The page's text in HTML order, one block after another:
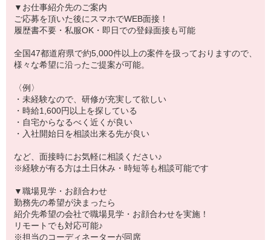
▼お仕事紹介先のご案内
ご応募を頂いた後にスマホでWEB面接！
履歴書不要・私服OK・即日での登録面接も可能
全国47都道府県で約5,000件以上の案件を扱っておりますので、
様々な希望に沿ったご提案が可能。
〈例〉
・未経験なので、研修が充実して欲しい
・時給1,600円以上を探している
・自宅からなるべく近くが良い
・入社開始日を相談出来る先が良い
など、面接時にお気軽に相談ください♪
※経験が有る方は土日休み・時短等も相談可能です
▼職場見学・お顔合わせ
勤務先の希望が決まったら
紹介先希望の会社で職場見学・お顔合わせを実施！
リモートでも対応可能♪
※担当のコーディネーターが同席